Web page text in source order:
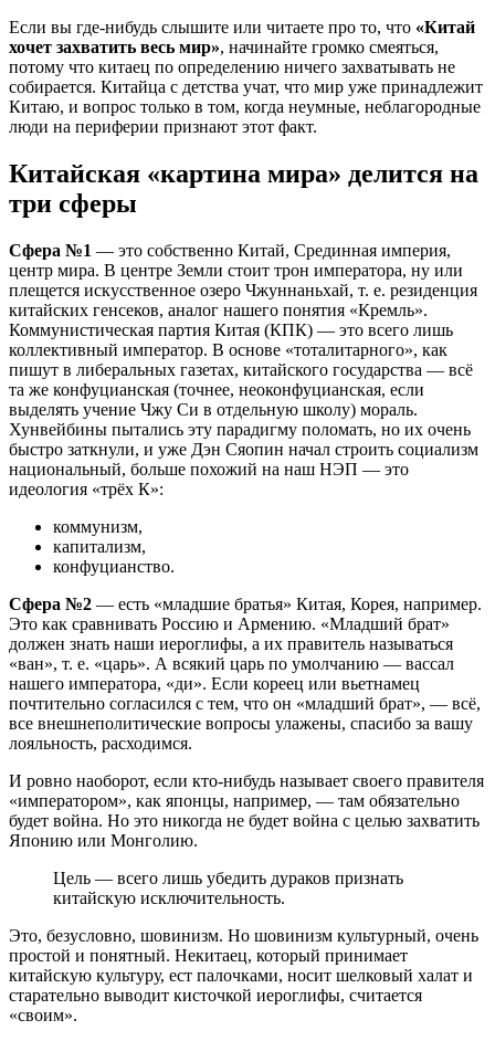
Если вы где-нибудь слышите или читаете про то, что «Китай
хочет захватить весь мир», начинайте громко смеяться,
потому что китаец по определению ничего захватывать не
собирается. Китайца с детства учат, что мир уже принадлежит
Китаю, и вопрос только в том, когда неумные, неблагородные
люди на периферии признают этот факт.
Китайская «картина мира» делится на
три сферы
Сфера №1 — это собственно Китай, Срединная империя,
центр мира. В центре Земли стоит трон императора, ну или
плещется искусственное озеро Чжуннаньхай, т. е. резиденция
китайских генсеков, аналог нашего понятия «Кремль».
Коммунистическая партия Китая (КПК) — это всего лишь
коллективный император. В основе «тоталитарного», как
пишут в либеральных газетах, китайского государства — всё
та же конфуцианская (точнее, неоконфуцианская, если
выделять учение Чжу Си в отдельную школу) мораль.
Хунвейбины пытались эту парадигму поломать, но их очень
быстро заткнули, и уже Дэн Сяопин начал строить социализм
национальный, больше похожий на наш НЭП — это
идеология «трёх К»:
коммунизм,
капитализм,
конфуцианство.
Сфера №2 — есть «младшие братья» Китая, Корея, например.
Это как сравнивать Россию и Армению. «Младший брат»
должен знать наши иероглифы, а их правитель называться
«ван», т. е. «царь». А всякий царь по умолчанию — вассал
нашего императора, «ди». Если кореец или вьетнамец
почтительно согласился с тем, что он «младший брат», — всё,
все внешнеполитические вопросы улажены, спасибо за вашу
лояльность, расходимся.
И ровно наоборот, если кто-нибудь называет своего правителя
«императором», как японцы, например, — там обязательно
будет война. Но это никогда не будет война с целью захватить
Японию или Монголию.
Цель — всего лишь убедить дураков признать
китайскую исключительность.
Это, безусловно, шовинизм. Но шовинизм культурный, очень
простой и понятный. Некитаец, который принимает
китайскую культуру, ест палочками, носит шелковый халат и
старательно выводит кисточкой иероглифы, считается
«своим».